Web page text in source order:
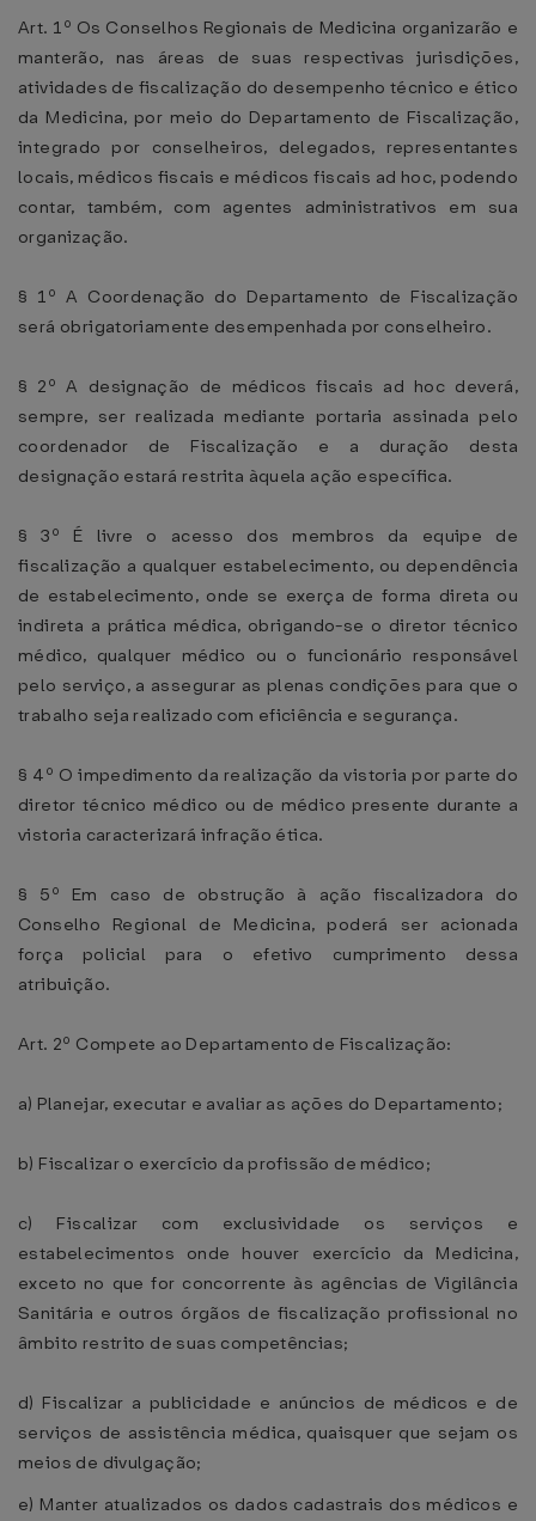
Art. 1º Os Conselhos Regionais de Medicina organizarão e
manterão, nas áreas de suas respectivas jurisdições,
atividades de fiscalização do desempenho técnico e ético
da Medicina, por meio do Departamento de Fiscalização,
integrado por conselheiros, delegados, representantes
locais, médicos fiscais e médicos fiscais ad hoc, podendo
contar, também, com agentes administrativos em sua
organização.
§ 1º A Coordenação do Departamento de Fiscalização
será obrigatoriamente desempenhada por conselheiro.
§ 2º A designação de médicos fiscais ad hoc deverá,
sempre, ser realizada mediante portaria assinada pelo
coordenador de Fiscalização e a duração desta
designação estará restrita àquela ação específica.
§ 3º É livre o acesso dos membros da equipe de
fiscalização a qualquer estabelecimento, ou dependência
de estabelecimento, onde se exerça de forma direta ou
indireta a prática médica, obrigando-se o diretor técnico
médico, qualquer médico ou o funcionário responsável
pelo serviço, a assegurar as plenas condições para que o
trabalho seja realizado com eficiência e segurança.
§ 4º O impedimento da realização da vistoria por parte do
diretor técnico médico ou de médico presente durante a
vistoria caracterizará infração ética.
§ 5º Em caso de obstrução à ação fiscalizadora do
Conselho Regional de Medicina, poderá ser acionada
força policial para o efetivo cumprimento dessa
atribuição.
Art. 2º Compete ao Departamento de Fiscalização:
a) Planejar, executar e avaliar as ações do Departamento;
b) Fiscalizar o exercício da profissão de médico;
c) Fiscalizar com exclusividade os serviços e
estabelecimentos onde houver exercício da Medicina,
exceto no que for concorrente às agências de Vigilância
Sanitária e outros órgãos de fiscalização profissional no
âmbito restrito de suas competências;
d) Fiscalizar a publicidade e anúncios de médicos e de
serviços de assistência médica, quaisquer que sejam os
meios de divulgação;
e) Manter atualizados os dados cadastrais dos médicos e